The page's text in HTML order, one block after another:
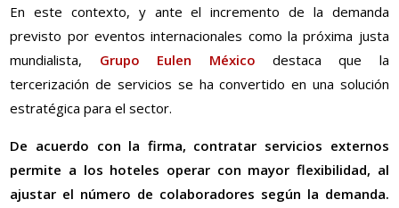
En este contexto, y ante el incremento de la demanda
previsto por eventos internacionales como la próxima justa
mundialista, Grupo Eulen México destaca que la
tercerización de servicios se ha convertido en una solución
estratégica para el sector.
De acuerdo con la firma, contratar servicios externos
permite a los hoteles operar con mayor flexibilidad, al
ajustar el número de colaboradores según la demanda.